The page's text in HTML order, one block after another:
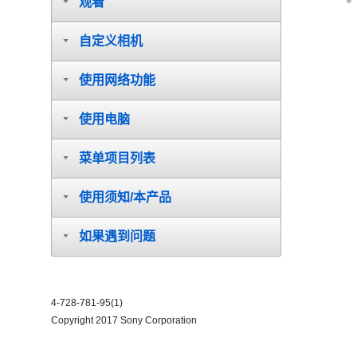
自定义相机
使用网络功能
使用电脑
菜单项目列表
使用须知/本产品
如果遇到问题
4-728-781-95(1)
Copyright 2017 Sony Corporation